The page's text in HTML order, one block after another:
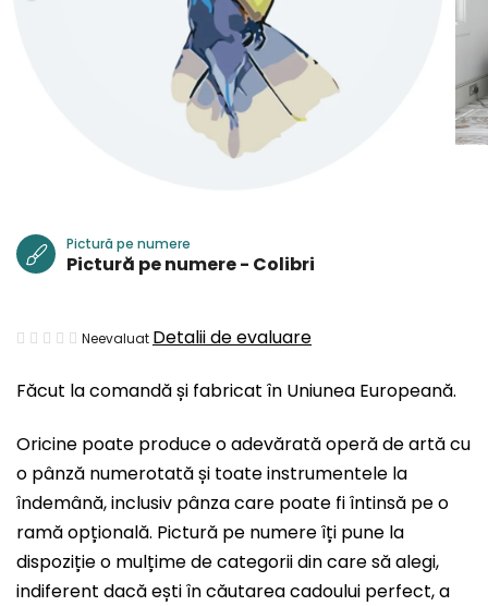
Făcut la comandă și fabricat în Uniunea Europeană.
Oricine poate produce o adevărată operă de artă cu
o pânză numerotată și toate instrumentele la
îndemână, inclusiv pânza care poate fi întinsă pe o
ramă opțională. Pictură pe numere îți pune la
dispoziție o mulțime de categorii din care să alegi,
indiferent dacă ești în căutarea cadoului perfect, a
Pictură pe numere
Pictură pe numere - Colibri
Evaluarea
a
este
0,0
din
5
stele.
Neevaluat Detalii de evaluare